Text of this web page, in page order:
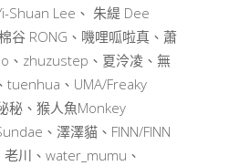
Shuan Lee、 朱緹 Dee
谷 RONG、嘰哩呱啦真、蕭
、zhuzustep、夏泠凌、無
tuenhua、UMA/Freaky
秘、猴人魚Monkey
、澤澤貓、FINN/FINN
川、water_mumu、